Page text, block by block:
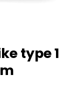
type 1